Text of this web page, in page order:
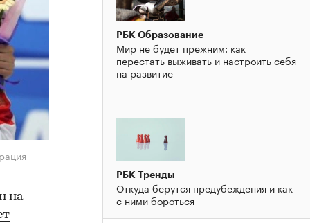
на
РБК Образование
Мир не будет прежним: как
перестать выживать и настроить себя
на развитие
РБК Тренды
Откуда берутся предубеждения и как
с ними бороться